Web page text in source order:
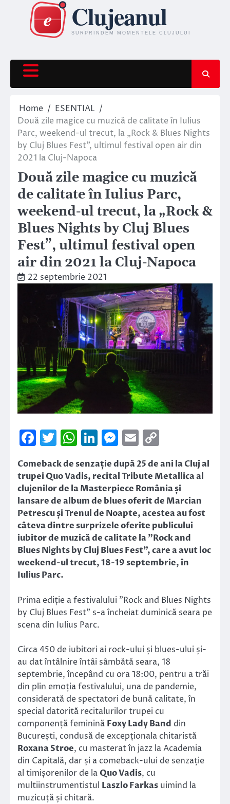
content
Home
ESENTIAL
Două zile magice cu muzică de calitate în Iulius
Parc, weekend-ul trecut, la „Rock & Blues Nights
by Cluj Blues Fest”, ultimul festival open air din
2021 la Cluj-Napoca
Două zile magice cu muzică
de calitate în Iulius Parc,
weekend-ul trecut, la „Rock &
Blues Nights by Cluj Blues
Fest”, ultimul festival open
air din 2021 la Cluj-Napoca
22 septembrie 2021
Facebook
Twitter
WhatsApp
LinkedIn
Messenger
Email
Link
Comeback de senzație după 25 de ani la Cluj al
trupei Quo Vadis, recital Tribute Metallica al
clujenilor de la Masterpiece România și
lansare de album de blues oferit de Marcian
Petrescu și Trenul de Noapte, acestea au fost
câteva dintre surprizele oferite publicului
iubitor de muzică de calitate la ”Rock and
Blues Nights by Cluj Blues Fest”, care a avut loc
weekend-ul trecut, 18-19 septembrie, în
Iulius Parc.
Prima ediție a festivalului ”Rock and Blues Nights
by Cluj Blues Fest” s-a încheiat duminică seara pe
scena din Iulius Parc.
Circa 450 de iubitori ai rock-ului și blues-ului și-
au dat întâlnire întâi sâmbătă seara, 18
septembrie, începând cu ora 18:00, pentru a trăi
din plin emoția festivalului, una de pandemie,
considerată de spectatori de bună calitate, în
special datorită recitalurilor trupei cu
componență feminină Foxy Lady Band din
București, condusă de excepționala chitaristă
Roxana Stroe, cu masterat în jazz la Academia
din Capitală, dar și a comeback-ului de senzație
al timișorenilor de la Quo Vadis, cu
multiinstrumentistul Laszlo Farkas uimind la
muzicuță și chitară.